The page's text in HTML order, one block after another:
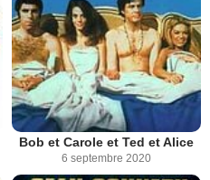
Bob et Carole et Ted et Alice
6 septembre 2020